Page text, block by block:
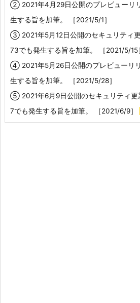
② 2021年4月29日公開のプレビューリ
生する旨を加筆。 ［2021/5/1］
③ 2021年5月12日公開のセキュリティ
73でも発生する旨を加筆。 ［2021/5/15
④ 2021年5月26日公開のプレビューリ
生する旨を加筆。 ［2021/5/28］
⑤ 2021年6月9日公開のセキュリティ更
7でも発生する旨を加筆。 ［2021/6/9］